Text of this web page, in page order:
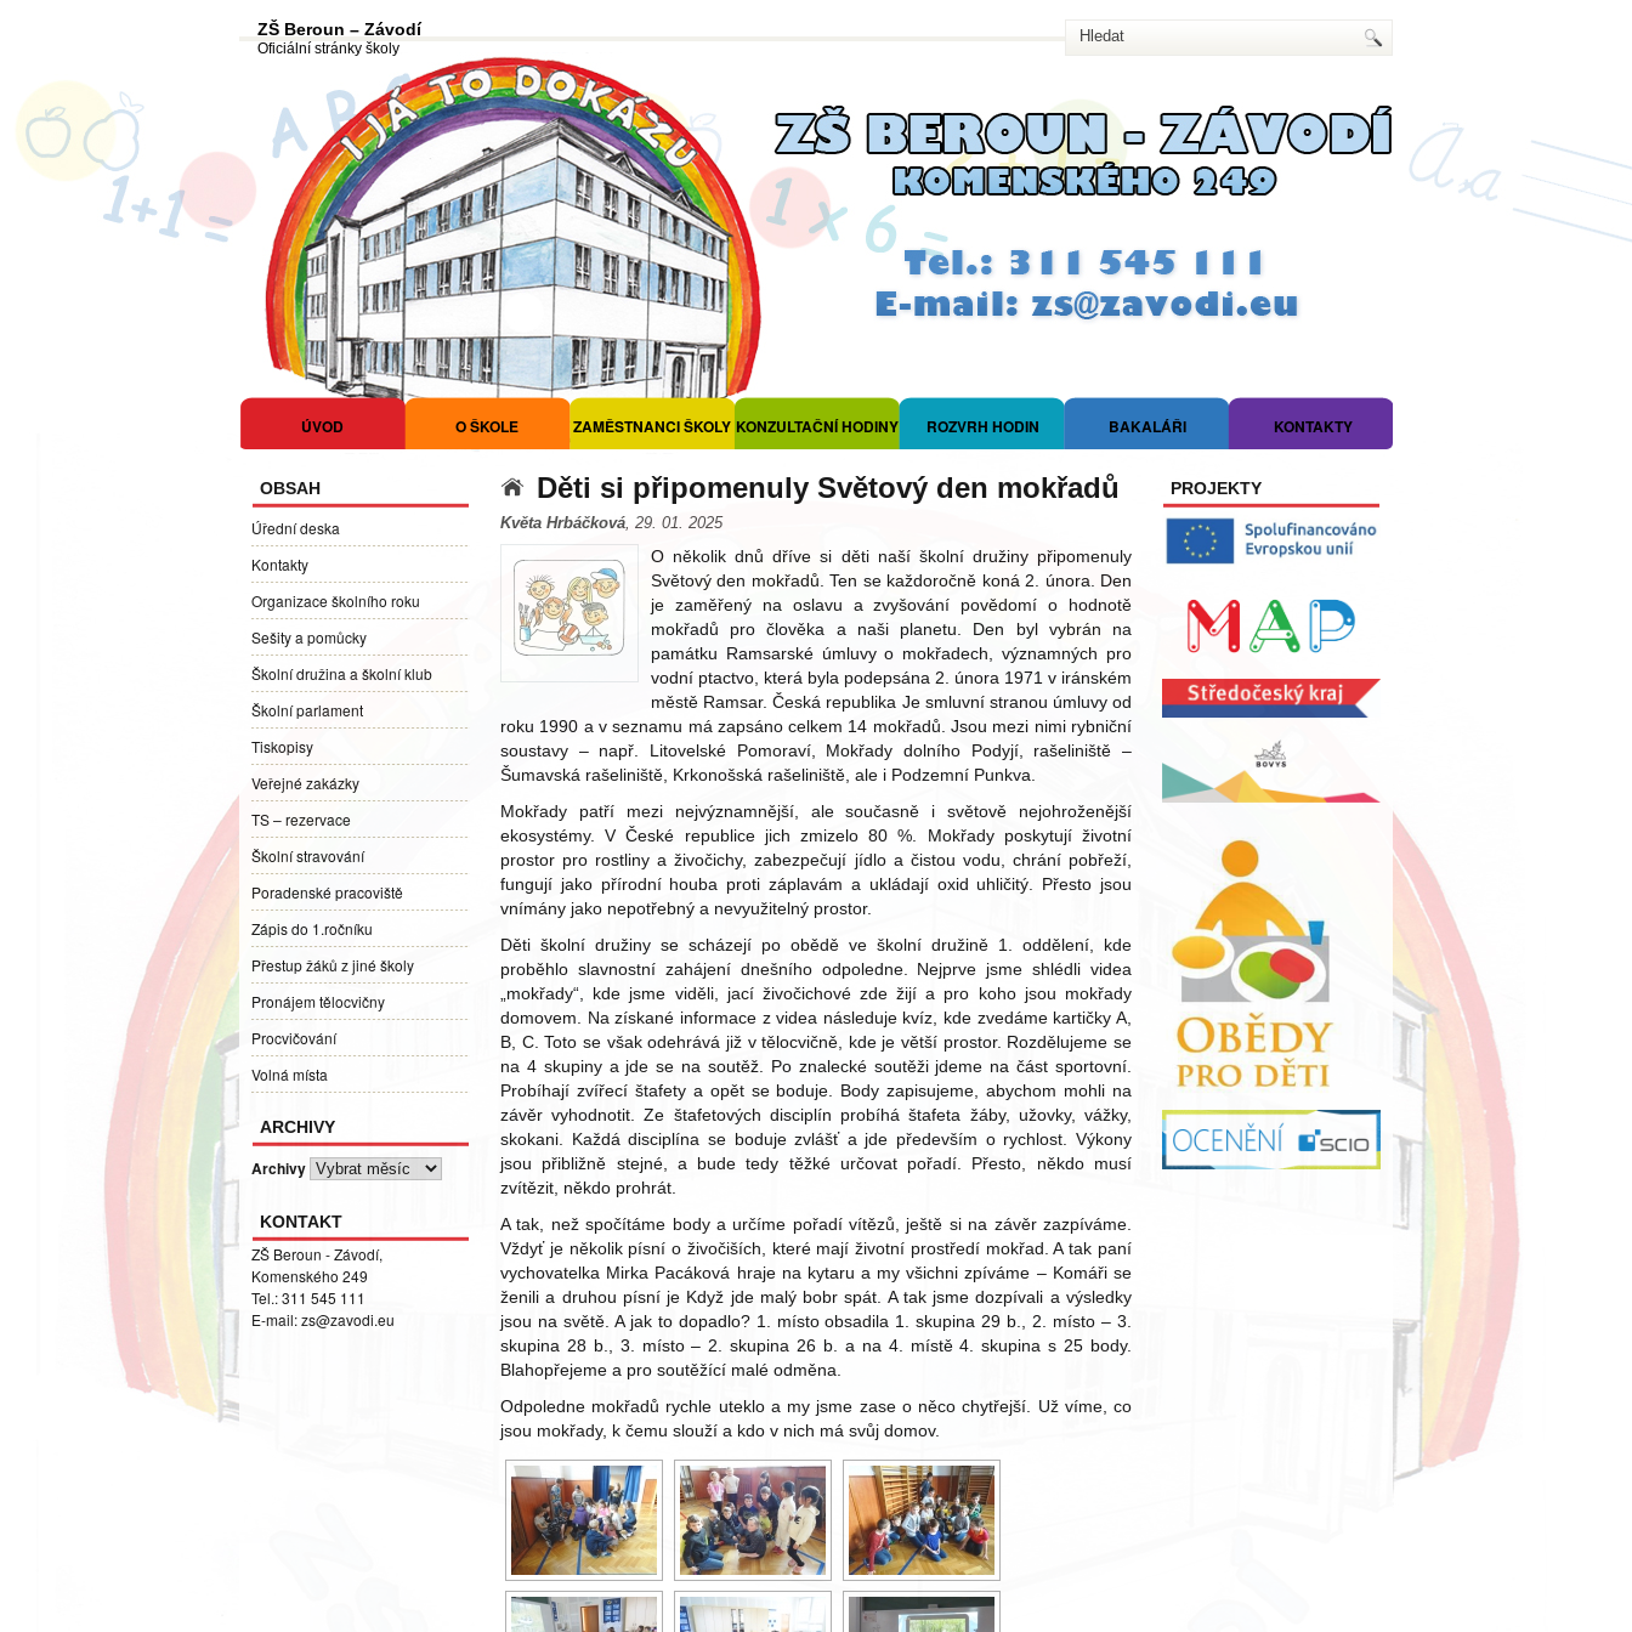
ZŠ Beroun – Závodí
Oficiální stránky školy
ÚVOD O ŠKOLE ZAMĚSTNANCI ŠKOLY KONZULTAČNÍ HODINY ROZVRH HODIN BAKALÁŘI KONTAKTY
OBSAH
Úřední deska
Kontakty
Organizace školního roku
Sešity a pomůcky
Školní družina a školní klub
Školní parlament
Tiskopisy
Veřejné zakázky
TS – rezervace
Školní stravování
Poradenské pracoviště
Zápis do 1.ročníku
Přestup žáků z jiné školy
Pronájem tělocvičny
Procvičování
Volná místa
ARCHIVY
Archivy
KONTAKT
ZŠ Beroun - Závodí,
Komenského 249
Tel.: 311 545 111
E-mail:zs@zavodi.eu
Děti si připomenuly Světový den mokřadů
Květa Hrbáčková, 29. 01. 2025
O několik dnů dříve si děti naší školní družiny připomenuly
Světový den mokřadů. Ten se každoročně koná 2. února. Den
je zaměřený na oslavu a zvyšování povědomí o hodnotě
mokřadů pro člověka a naši planetu. Den byl vybrán na
památku Ramsarské úmluvy o mokřadech, významných pro
vodní ptactvo, která byla podepsána 2. února 1971 v iránském
městě Ramsar. Česká republika Je smluvní stranou úmluvy od
roku 1990 a v seznamu má zapsáno celkem 14 mokřadů. Jsou mezi nimi rybniční
soustavy – např. Litovelské Pomoraví, Mokřady dolního Podyjí, rašeliniště –
Šumavská rašeliniště, Krkonošská rašeliniště, ale i Podzemní Punkva.
Mokřady patří mezi nejvýznamnější, ale současně i světově nejohroženější
ekosystémy. V České republice jich zmizelo 80 %. Mokřady poskytují životní
prostor pro rostliny a živočichy, zabezpečují jídlo a čistou vodu, chrání pobřeží,
fungují jako přírodní houba proti záplavám a ukládají oxid uhličitý. Přesto jsou
vnímány jako nepotřebný a nevyužitelný prostor.
Děti školní družiny se scházejí po obědě ve školní družině 1. oddělení, kde
proběhlo slavnostní zahájení dnešního odpoledne. Nejprve jsme shlédli videa
„mokřady“, kde jsme viděli, jací živočichové zde žijí a pro koho jsou mokřady
domovem. Na získané informace z videa následuje kvíz, kde zvedáme kartičky A,
B, C. Toto se však odehrává již v tělocvičně, kde je větší prostor. Rozdělujeme se
na 4 skupiny a jde se na soutěž. Po znalecké soutěži jdeme na část sportovní.
Probíhají zvířecí štafety a opět se boduje. Body zapisujeme, abychom mohli na
závěr vyhodnotit. Ze štafetových disciplín probíhá štafeta žáby, užovky, vážky,
skokani. Každá disciplína se boduje zvlášť a jde především o rychlost. Výkony
jsou přibližně stejné, a bude tedy těžké určovat pořadí. Přesto, někdo musí
zvítězit, někdo prohrát.
A tak, než spočítáme body a určíme pořadí vítězů, ještě si na závěr zazpíváme.
Vždyť je několik písní o živočiších, které mají životní prostředí mokřad. A tak paní
vychovatelka Mirka Pacáková hraje na kytaru a my všichni zpíváme – Komáři se
ženili a druhou písní je Když jde malý bobr spát. A tak jsme dozpívali a výsledky
jsou na světě. A jak to dopadlo? 1. místo obsadila 1. skupina 29 b., 2. místo – 3.
skupina 28 b., 3. místo – 2. skupina 26 b. a na 4. místě 4. skupina s 25 body.
Blahopřejeme a pro soutěžící malé odměna.
Odpoledne mokřadů rychle uteklo a my jsme zase o něco chytřejší. Už víme, co
jsou mokřady, k čemu slouží a kdo v nich má svůj domov.
PROJEKTY